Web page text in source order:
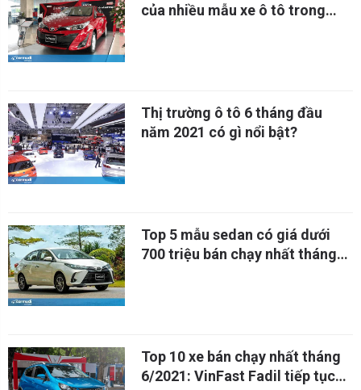
của nhiều mẫu xe ô tô trong
Thị trường ô tô 6 tháng đầu
năm 2021 có gì nổi bật?
Top 5 mẫu sedan có giá dưới
700 triệu bán chạy nhất tháng
Top 10 xe bán chạy nhất tháng
6/2021: VinFast Fadil tiếp tục